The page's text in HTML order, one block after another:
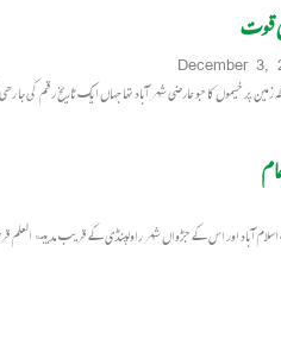
قوت
December 3,
زمین پر خیموں کا جو عارضی شہر آباد تھا جہاں ایک ٹاریخ رقم کی جا